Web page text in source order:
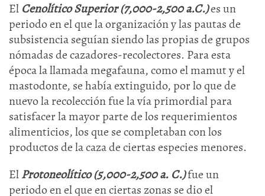
El Cenolítico Superior (7,000-2,500 a.C.)es un
periodo en el que la organización y las pautas de
subsistencia seguían siendo las propias de grupos
nómadas de cazadores-recolectores. Para esta
época la llamada megafauna, como el mamut y el
mastodonte, se había extinguido, por lo que de
nuevo la recolección fue la vía primordial para
satisfacer la mayor parte de los requerimientos
alimenticios, los que se completaban con los
productos de la caza de ciertas especies menores.
ElProtoneolítico (5,000-2,500 a. C.)fue un
periodo en el que en ciertas zonas se dio el